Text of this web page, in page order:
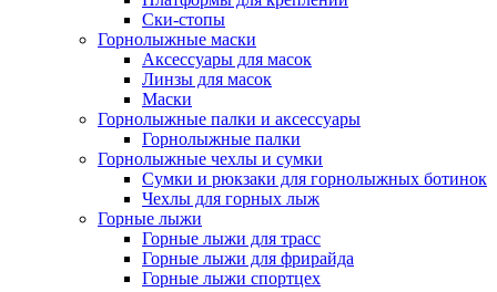
Ски-стопы
Горнолыжные маски
Аксессуары для масок
Линзы для масок
Маски
Горнолыжные палки и аксессуары
Горнолыжные палки
Горнолыжные чехлы и сумки
Сумки и рюкзаки для горнолыжных ботинок
Чехлы для горных лыж
Горные лыжи
Горные лыжи для трасс
Горные лыжи для фрирайда
Горные лыжи спортцех